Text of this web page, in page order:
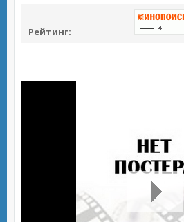
Рейтинг: